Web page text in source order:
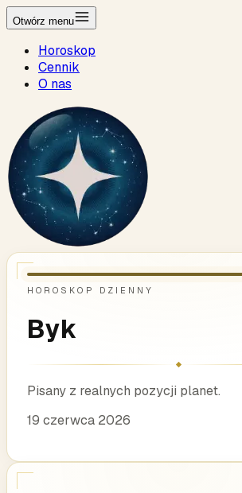
Otwórz menu
Horoskop
Cennik
O nas
HOROSKOP DZIENNY
Byk
Pisany z realnych pozycji planet.
19 czerwca 2026